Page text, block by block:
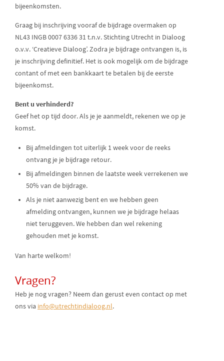
bijeenkomsten.
Graag bij inschrijving vooraf de bijdrage overmaken op
NL43 INGB 0007 6336 31 t.n.v. Stichting Utrecht in Dialoog
o.v.v. ‘Creatieve Dialoog’. Zodra je bijdrage ontvangen is, is
je inschrijving definitief. Het is ook mogelijk om de bijdrage
contant of met een bankkaart te betalen bij de eerste
bijeenkomst.
Bent u verhinderd?
Geef het op tijd door. Als je je aanmeldt, rekenen we op je
komst.
Bij afmeldingen tot uiterlijk 1 week voor de reeks
ontvang je je bijdrage retour.
Bij afmeldingen binnen de laatste week verrekenen we
50% van de bijdrage.
Als je niet aanwezig bent en we hebben geen
afmelding ontvangen, kunnen we je bijdrage helaas
niet teruggeven. We hebben dan wel rekening
gehouden met je komst.
Van harte welkom!
Vragen?
Heb je nog vragen? Neem dan gerust even contact op met
ons via info@utrechtindialoog.nl.